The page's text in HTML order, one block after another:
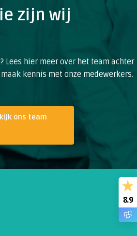
zijn wij
Lees hier meer over het team achter
kennis met onze medewerkers.
ons team
8.9